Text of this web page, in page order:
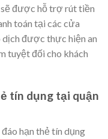
sẽ được hỗ trợ rút tiền
toán tại các cửa
được thực hiện an
tuyệt đối cho khách
tín dụng tại quận
hạn thẻ tín dụng